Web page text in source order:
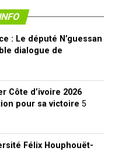
: Le député N’guessan
dialogue de
Côte d’ivoire 2026
pour sa victoire 5
Félix Houphouët-